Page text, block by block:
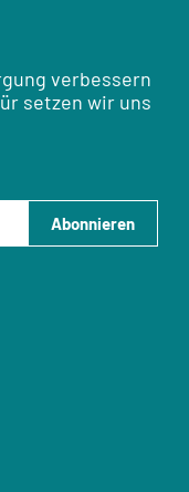
verbessern
setzen wir uns
Abonnieren